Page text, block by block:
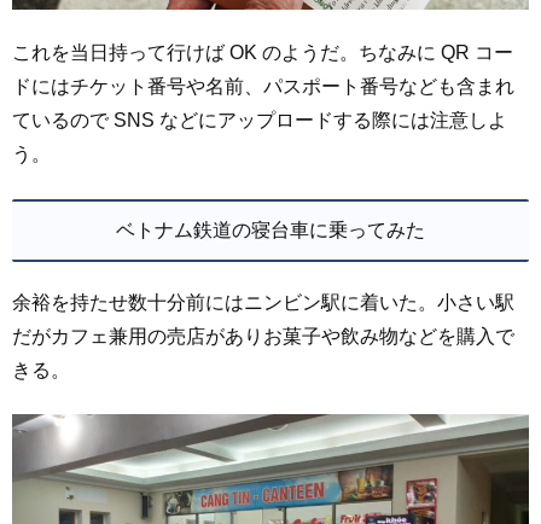
これを当日持って行けば OK のようだ。ちなみに QR コー
ドにはチケット番号や名前、パスポート番号なども含まれ
ているので SNS などにアップロードする際には注意しよ
う。
ベトナム鉄道の寝台車に乗ってみた
余裕を持たせ数十分前にはニンビン駅に着いた。小さい駅
だがカフェ兼用の売店がありお菓子や飲み物などを購入で
きる。